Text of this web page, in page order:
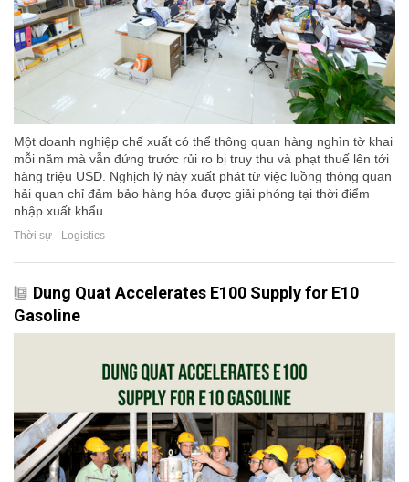
Một doanh nghiệp chế xuất có thể thông quan hàng nghìn tờ khai
mỗi năm mà vẫn đứng trước rủi ro bị truy thu và phạt thuế lên tới
hàng triệu USD. Nghịch lý này xuất phát từ việc luồng thông quan
hải quan chỉ đảm bảo hàng hóa được giải phóng tại thời điểm
nhập xuất khẩu.
Thời sự - Logistics
Dung Quat Accelerates E100 Supply for E10
Gasoline